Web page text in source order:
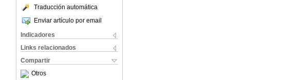
Traducción automática
Enviar artículo por email
Indicadores
Links relacionados
Compartir
Otros